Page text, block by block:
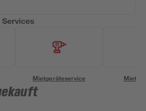
Mietgeräteservice